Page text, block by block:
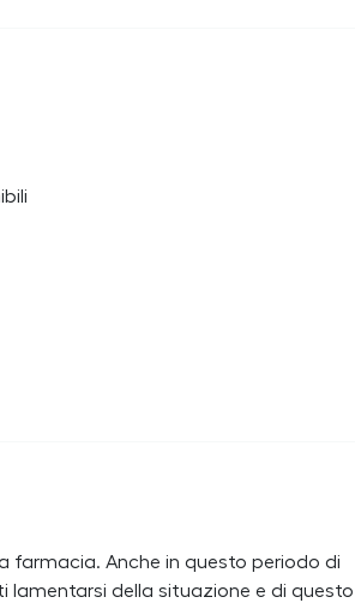
farmacia. Anche in questo periodo di
lamentarsi della situazione e di questo